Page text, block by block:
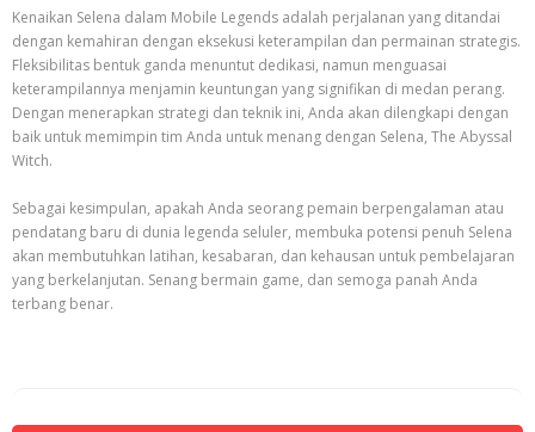
Kenaikan Selena dalam Mobile Legends adalah perjalanan yang ditandai
dengan kemahiran dengan eksekusi keterampilan dan permainan strategis.
Fleksibilitas bentuk ganda menuntut dedikasi, namun menguasai
keterampilannya menjamin keuntungan yang signifikan di medan perang.
Dengan menerapkan strategi dan teknik ini, Anda akan dilengkapi dengan
baik untuk memimpin tim Anda untuk menang dengan Selena, The Abyssal
Witch.
Sebagai kesimpulan, apakah Anda seorang pemain berpengalaman atau
pendatang baru di dunia legenda seluler, membuka potensi penuh Selena
akan membutuhkan latihan, kesabaran, dan kehausan untuk pembelajaran
yang berkelanjutan. Senang bermain game, dan semoga panah Anda
terbang benar.